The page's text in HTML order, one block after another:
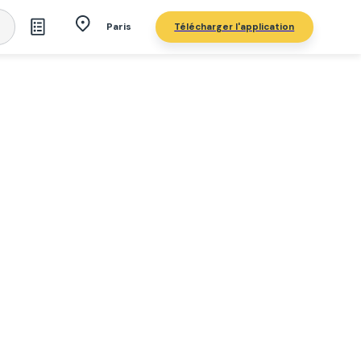
Paris Télécharger l'application